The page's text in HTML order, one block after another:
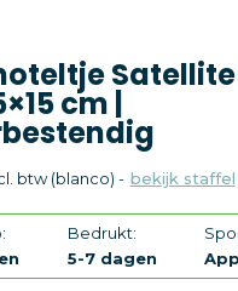
Satellite
cm |
btw (blanco) - bekijk staffel
Bedrukt:
5-7 dagen